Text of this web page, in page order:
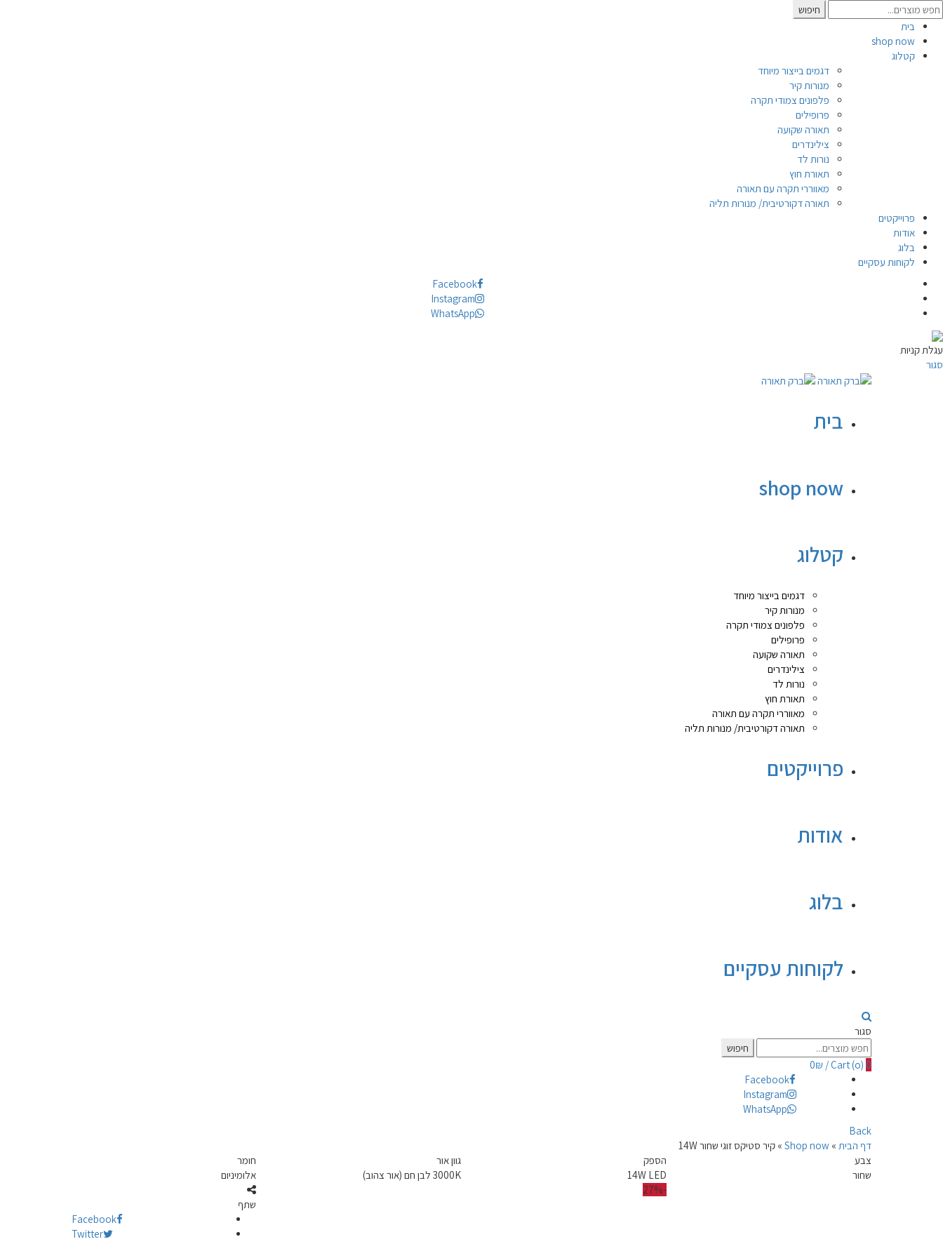
Search
for:
חיפוש
בית
shop now
קטלוג
דגמים בייצור מיוחד
מנורות קיר
פלפונים צמודי תקרה
פרופילים
תאורה שקועה
צילינדרים
נורות לד
תאורת חוץ
מאווררי תקרה עם תאורה
תאורה דקורטיבית/ מנורות תליה
פרוייקטים
אודות
בלוג
לקוחות עסקיים
Facebook
Instagram
WhatsApp
עגלת קניות
סגור
בית
shop now
קטלוג
דגמים בייצור מיוחד
מנורות קיר
פלפונים צמודי תקרה
פרופילים
תאורה שקועה
צילינדרים
נורות לד
תאורת חוץ
מאווררי תקרה עם תאורה
תאורה דקורטיבית/ מנורות תליה
פרוייקטים
אודות
בלוג
לקוחות עסקיים
סגור
Search
for:
חיפוש
Cart (o) 0
/
0₪
Facebook
Instagram
WhatsApp
Back
דף הבית »
Shop now
» קיר סטיקס זוגי שחור 14W
חומר
אלומיניום
גוון אור
3000K לבן חם (אור צהוב)
הספק
14W LED
צבע
שחור
שתף
Facebook
Twitter
-27%